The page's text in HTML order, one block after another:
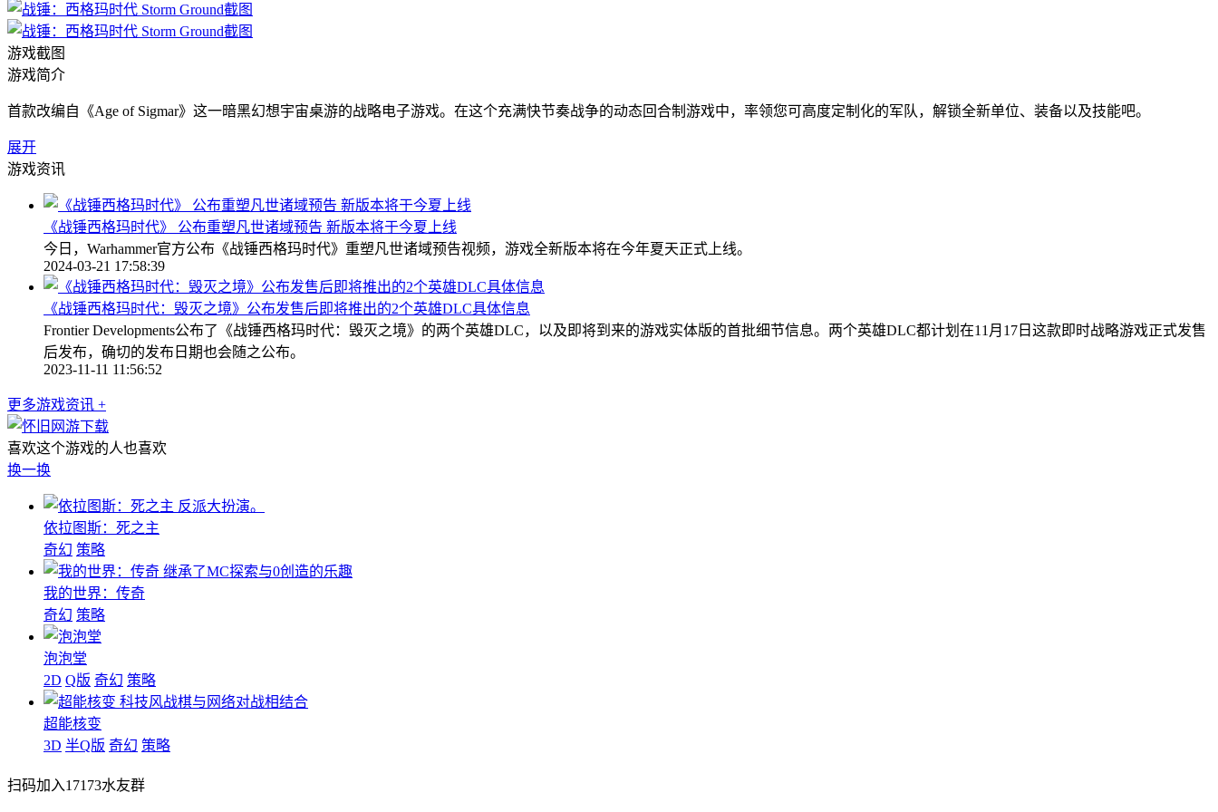
游戏截图
游戏简介
首款改编自《Age of Sigmar》这一暗黑幻想宇宙桌游的战略电子游戏。在这个充满快节奏战争的动态回合制游戏中，率领您可高度定制化的军队，解锁全新单位、装备以及技能吧。
展开
游戏资讯
《战锤西格玛时代》 公布重塑凡世诸域预告 新版本将于今夏上线
今日，Warhammer官方公布《战锤西格玛时代》重塑凡世诸域预告视频，游戏全新版本将在今年夏天正式上线。
2024-03-21 17:58:39
《战锤西格玛时代：毁灭之境》公布发售后即将推出的2个英雄DLC具体信息
Frontier Developments公布了《战锤西格玛时代：毁灭之境》的两个英雄DLC，以及即将到来的游戏实体版的首批细节信息。两个英雄DLC都计划在11月17日这款即时战略游戏正式发售
后发布，确切的发布日期也会随之公布。
2023-11-11 11:56:52
更多游戏资讯 +
喜欢这个游戏的人也喜欢
换一换
反派大扮演。
依拉图斯：死之主
奇幻 策略
继承了MC探索与0创造的乐趣
我的世界：传奇
奇幻 策略
泡泡堂
2D Q版 奇幻 策略
科技风战棋与网络对战相结合
超能核变
3D 半Q版 奇幻 策略
扫码加入17173水友群